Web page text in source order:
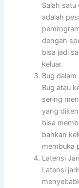
Salah
adalah
dengan
bisa jadi
keluar.
Bug dalam
Bug atau
sering
yang
bisa
bahkan
membuka
Latensi
Latensi